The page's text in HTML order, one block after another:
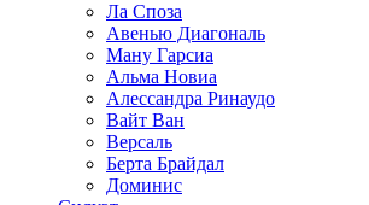
Ла Споза
Авенью Диагональ
Ману Гарсиа
Альма Новиа
Алессандра Ринаудо
Вайт Ван
Версаль
Берта Брайдал
Доминис